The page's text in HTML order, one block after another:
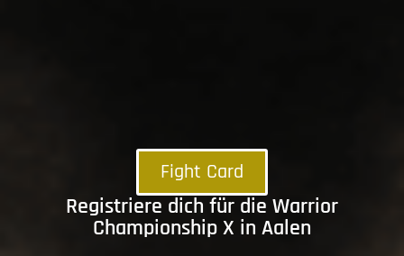
Fight Card
Registriere dich für die Warrior
Championship X in Aalen